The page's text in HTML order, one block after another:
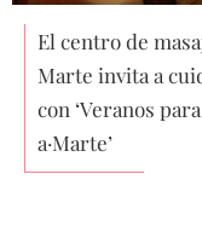
El centro de
Marte invita a
con ‘Veranos para
a·Marte’